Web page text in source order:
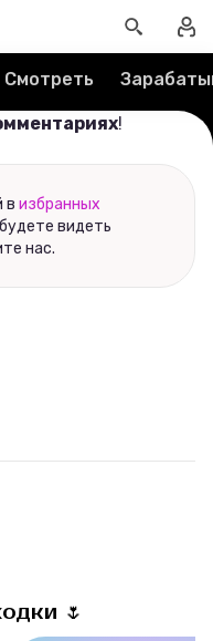
Смотреть
!
в избранных
видеть
нас.
🌷